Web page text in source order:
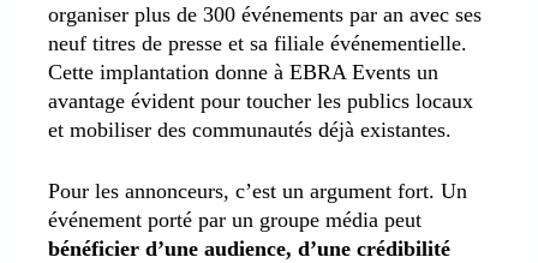
organiser plus de 300 événements par an avec ses
neuf titres de presse et sa filiale événementielle.
Cette implantation donne à EBRA Events un
avantage évident pour toucher les publics locaux
et mobiliser des communautés déjà existantes.
Pour les annonceurs, c’est un argument fort. Un
événement porté par un groupe média peut
bénéficier d’une audience, d’une crédibilité